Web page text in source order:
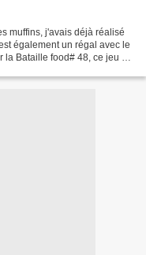
muffins, j'avais déjà réalisé
également un régal avec le
Bataille food# 48, ce jeu a